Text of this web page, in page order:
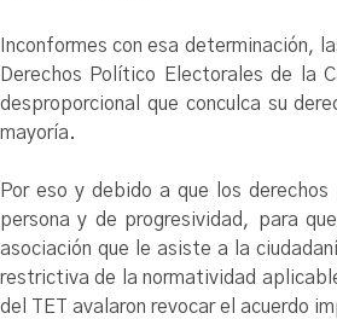
Inconformes con esa determinación,
Derechos Político Electorales de la
desproporcional que conculca su
mayoría.
Por eso y debido a que los
persona y de progresividad, para
asociación que le asiste a la
restrictiva de la normatividad
del TET avalaron revocar el acuerdo